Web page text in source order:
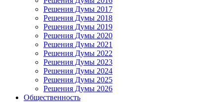
Решения Думы 2017
Решения Думы 2018
Решения Думы 2019
Решения Думы 2020
Решения Думы 2021
Решения Думы 2022
Решения Думы 2023
Решения Думы 2024
Решения Думы 2025
Решения Думы 2026
Общественность